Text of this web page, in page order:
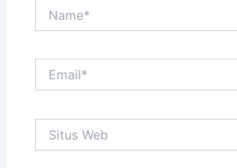
Web